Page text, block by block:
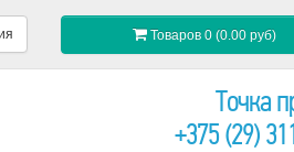
Товаров 0 (0.00 руб)
Точка
+375 (29)